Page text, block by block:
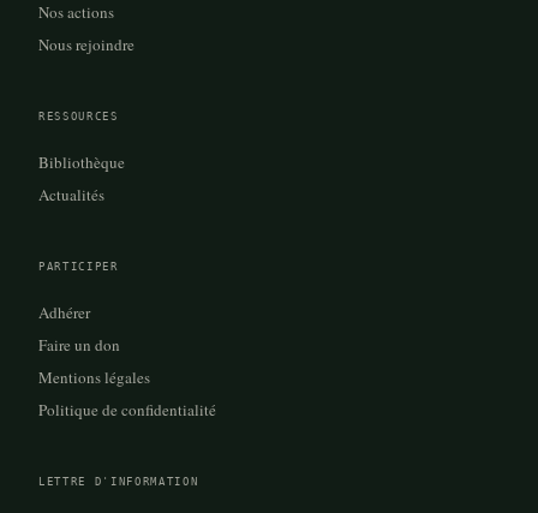
Nos actions
Nous rejoindre
RESSOURCES
Bibliothèque
Actualités
PARTICIPER
Adhérer
Faire un don
Mentions légales
Politique de confidentialité
LETTRE D'INFORMATION